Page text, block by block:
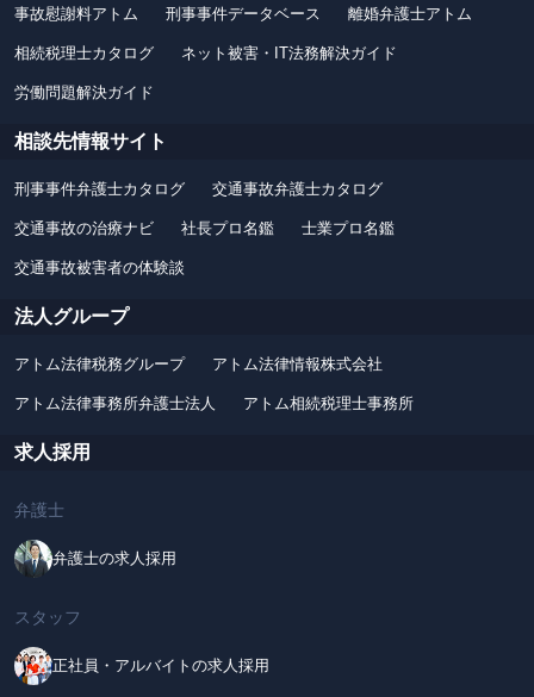
事故慰謝料アトム 刑事事件データベース 離婚弁護士アトム
相続税理士カタログ ネット被害・IT法務解決ガイド
労働問題解決ガイド
相談先情報サイト
刑事事件弁護士カタログ 交通事故弁護士カタログ
交通事故の治療ナビ 社長プロ名鑑 士業プロ名鑑
交通事故被害者の体験談
法人グループ
アトム法律税務グループ アトム法律情報株式会社
アトム法律事務所弁護士法人 アトム相続税理士事務所
求人採用
弁護士
弁護士の求人採用
スタッフ
正社員・アルバイトの求人採用